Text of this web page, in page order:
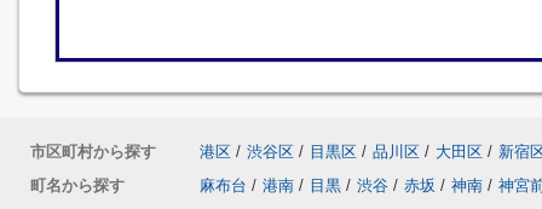
市区町村から探す 港区 / 渋谷区 / 目黒区 / 品川区 / 大田区 / 新宿
町名から探す
麻布台 / 港南 / 目黒 / 渋谷 / 赤坂 / 神南 / 神宮